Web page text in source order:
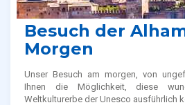
Besuch der
Morgen
Unser Besuch am morgen, von
Ihnen die Möglichkeit, diese
Weltkulturerbe der Unesco ausführlich